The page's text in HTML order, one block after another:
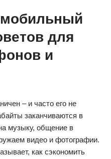
мобильный
для
и
– и часто его не
заканчиваются в
музыку, общение в
видео и фотографии.
как сэкономить